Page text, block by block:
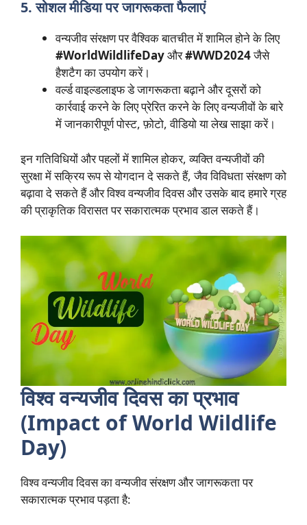
5. सोशल मीडिया पर जागरूकता फैलाएं
वन्यजीव संरक्षण पर वैश्विक बातचीत में शामिल होने के लिए
#WorldWildlifeDayऔर#WWD2024जैसे
हैशटैग का उपयोग करें।
वर्ल्ड वाइल्डलाइफ डे जागरूकता बढ़ाने और दूसरों को
कार्रवाई करने के लिए प्रेरित करने के लिए वन्यजीवों के बारे
में जानकारीपूर्ण पोस्ट, फ़ोटो, वीडियो या लेख साझा करें।
इन गतिविधियों और पहलों में शामिल होकर, व्यक्ति वन्यजीवों की
सुरक्षा में सक्रिय रूप से योगदान दे सकते हैं, जैव विविधता संरक्षण को
बढ़ावा दे सकते हैं और विश्व वन्यजीव दिवस और उसके बाद हमारे ग्रह
की प्राकृतिक विरासत पर सकारात्मक प्रभाव डाल सकते हैं।
विश्व वन्यजीव दिवस का प्रभाव
(Impact of World Wildlife
Day)
विश्व वन्यजीव दिवस का वन्यजीव संरक्षण और जागरूकता पर
सकारात्मक प्रभाव पड़ता है: